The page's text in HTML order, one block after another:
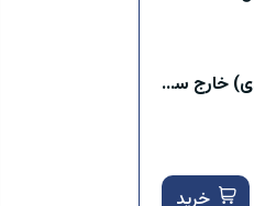
میکرومتر دوقلو (حدی) خارج سنج اینسایز مدل 3235
خرید